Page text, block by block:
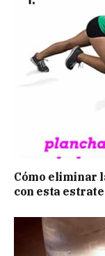
Cómo eliminar
con esta